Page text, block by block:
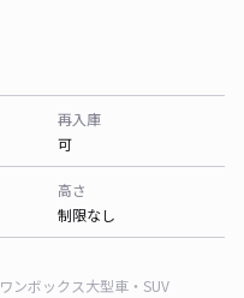
再入庫
可
高さ
制限なし
ワンボックス大型車・SUV